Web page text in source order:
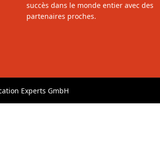
succès dans le monde entier avec des
partenaires proches.
Experts GmbH